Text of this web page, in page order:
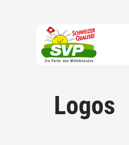
Logos